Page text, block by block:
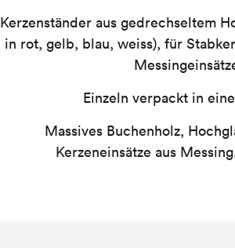
Kerzenständer aus gedrechseltem
in rot, gelb, blau, weiss), für
Einzeln verpackt in
Massives Buchenholz,
Kerzeneinsätze aus